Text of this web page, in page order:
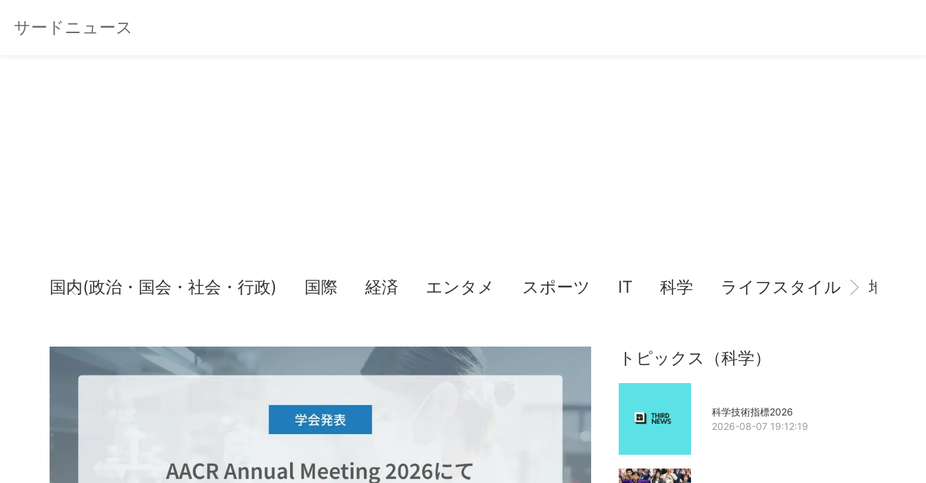
サードニュース
国内(政治・国会・社会・行政) 国際 経済 エンタメ スポーツ IT 科学 ライフスタイル 地域情
トピックス（科学）
科学技術指標2026
2026-08-07 19:12:19